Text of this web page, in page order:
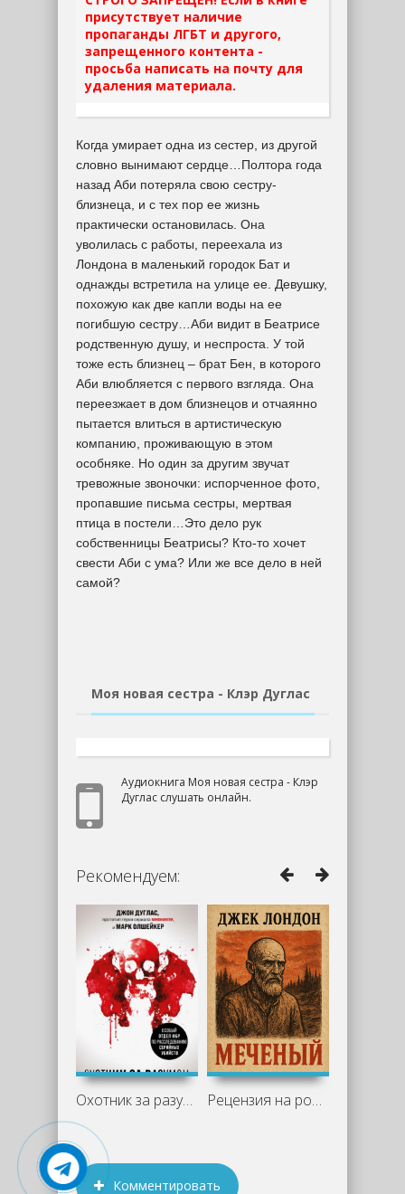
присутствует наличие
пропаганды ЛГБТ и другого,
запрещенного контента -
просьба написать на почту для
удаления материала.
Когда умирает одна из сестер, из другой
словно вынимают сердце…Полтора года
назад Аби потеряла свою сестру-
близнеца, и с тех пор ее жизнь
практически остановилась. Она
уволилась с работы, переехала из
Лондона в маленький городок Бат и
однажды встретила на улице ее. Девушку,
похожую как две капли воды на ее
погибшую сестру…Аби видит в Беатрисе
родственную душу, и неспроста. У той
тоже есть близнец – брат Бен, в которого
Аби влюбляется с первого взгляда. Она
переезжает в дом близнецов и отчаянно
пытается влиться в артистическую
компанию, проживающую в этом
особняке. Но один за другим звучат
тревожные звоночки: испорченное фото,
пропавшие письма сестры, мертвая
птица в постели…Это дело рук
собственницы Беатрисы? Кто-то хочет
свести Аби с ума? Или же все дело в ней
самой?
Моя новая сестра - Клэр Дуглас
Аудиокнига Моя новая сестра - Клэр
Дуглас слушать онлайн.
Рекомендуем:
Охотник за разумом. Особый отдел ФБР по Рецензия на роман Джека Лондона
Комментировать